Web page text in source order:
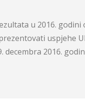
u 2016.
uspjehe
decembra 2016.